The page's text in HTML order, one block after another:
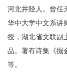
河北井陉人。曾任
华中大学中文系讲
授，湖北省文联副
品。著有诗集《掘
等。